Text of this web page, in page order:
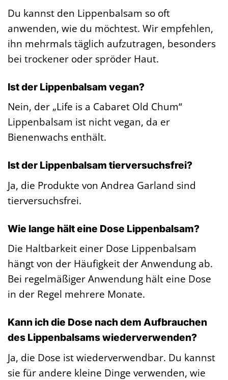
Du kannst den Lippenbalsam so oft
anwenden, wie du möchtest. Wir empfehlen,
ihn mehrmals täglich aufzutragen, besonders
bei trockener oder spröder Haut.
Ist der Lippenbalsam vegan?
Nein, der „Life is a Cabaret Old Chum“
Lippenbalsam ist nicht vegan, da er
Bienenwachs enthält.
Ist der Lippenbalsam tierversuchsfrei?
Ja, die Produkte von Andrea Garland sind
tierversuchsfrei.
Wie lange hält eine Dose Lippenbalsam?
Die Haltbarkeit einer Dose Lippenbalsam
hängt von der Häufigkeit der Anwendung ab.
Bei regelmäßiger Anwendung hält eine Dose
in der Regel mehrere Monate.
Kann ich die Dose nach dem Aufbrauchen
des Lippenbalsams wiederverwenden?
Ja, die Dose ist wiederverwendbar. Du kannst
sie für andere kleine Dinge verwenden, wie